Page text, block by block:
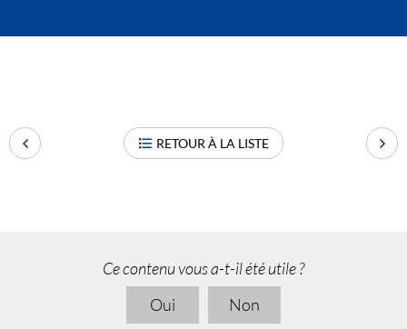
RETOUR À LA LISTE
Ce contenu vous a-t-il été utile ?
Oui
Non